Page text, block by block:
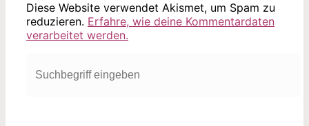
Diese Website verwendet Akismet, um Spam zu
reduzieren. Erfahre, wie deine Kommentardaten
verarbeitet werden.